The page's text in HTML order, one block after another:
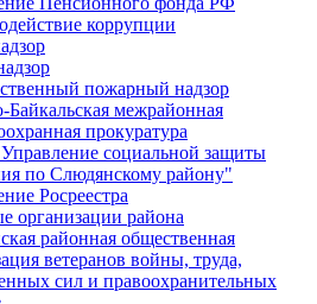
коррупции
пожарный надзор
Байкальская межрайонная
прокуратура
социальной защиты
по Слюдянскому району"
Росреестра
организации района
районная общественная
ветеранов войны, труда,
сил и правоохранительных